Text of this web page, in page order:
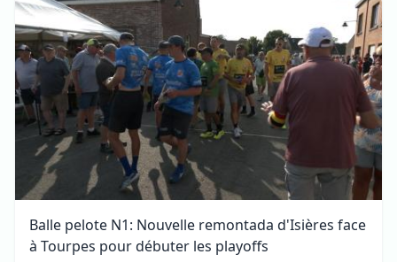
Balle pelote N1: Nouvelle remontada d'Isières face
à Tourpes pour débuter les playoffs